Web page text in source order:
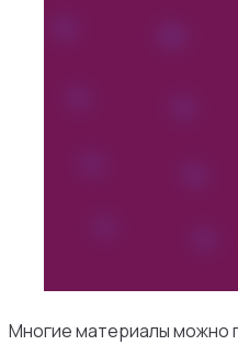
Многие материалы можно